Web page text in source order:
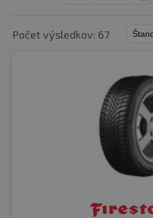
Počet výsledkov: 67